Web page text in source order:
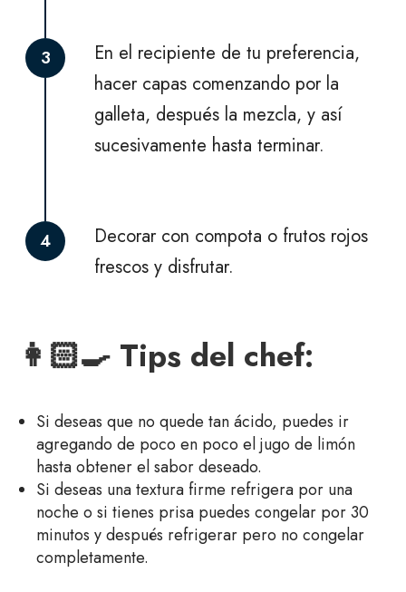
3
En el recipiente de tu preferencia,
hacer capas comenzando por la
galleta, después la mezcla, y así
sucesivamente hasta terminar.
4
Decorar con compota o frutos rojos
frescos y disfrutar.
👩🏻‍🍳 Tips del chef:
Si deseas que no quede tan ácido, puedes ir
agregando de poco en poco el jugo de limón
hasta obtener el sabor deseado.
Si deseas una textura firme refrigera por una
noche o si tienes prisa puedes congelar por 30
minutos y después refrigerar pero no congelar
completamente.